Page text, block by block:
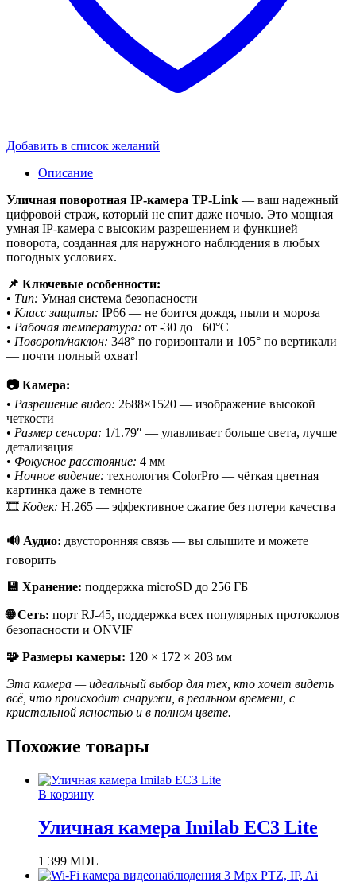
Добавить в список желаний
Описание
Уличная поворотная IP-камера TP-Link — ваш надежный
цифровой страж, который не спит даже ночью. Это мощная
умная IP-камера с высоким разрешением и функцией
поворота, созданная для наружного наблюдения в любых
погодных условиях.
📌 Ключевые особенности:
• Тип: Умная система безопасности
• Класс защиты: IP66 — не боится дождя, пыли и мороза
• Рабочая температура: от -30 до +60°C
• Поворот/наклон: 348° по горизонтали и 105° по вертикали
— почти полный охват!
📷 Камера:
• Разрешение видео: 2688×1520 — изображение высокой
четкости
• Размер сенсора: 1/1.79″ — улавливает больше света, лучше
детализация
• Фокусное расстояние: 4 мм
• Ночное видение: технология ColorPro — чёткая цветная
картинка даже в темноте
🎞 Кодек: H.265 — эффективное сжатие без потери качества
🔊 Аудио: двусторонняя связь — вы слышите и можете
говорить
💾 Хранение: поддержка microSD до 256 ГБ
🌐 Сеть: порт RJ-45, поддержка всех популярных протоколов
безопасности и ONVIF
🧩 Размеры камеры: 120 × 172 × 203 мм
Эта камера — идеальный выбор для тех, кто хочет видеть
всё, что происходит снаружи, в реальном времени, с
кристальной ясностью и в полном цвете.
Похожие товары
В корзину
Уличная камера Imilab EC3 Lite
1 399 MDL